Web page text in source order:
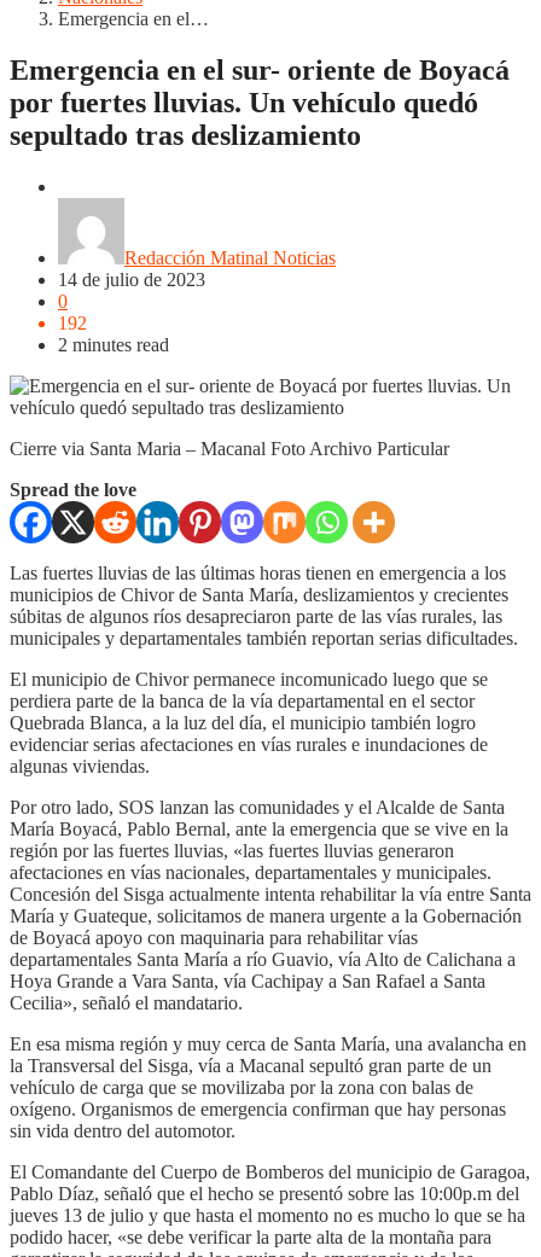
Emergencia en el…
Emergencia en el sur- oriente de Boyacá
por fuertes lluvias. Un vehículo quedó
sepultado tras deslizamiento
Redacción Matinal Noticias
14 de julio de 2023
0
192
2 minutes read
Cierre via Santa Maria – Macanal Foto Archivo Particular
Spread the love
Las fuertes lluvias de las últimas horas tienen en emergencia a los
municipios de Chivor de Santa María, deslizamientos y crecientes
súbitas de algunos ríos desapreciaron parte de las vías rurales, las
municipales y departamentales también reportan serias dificultades.
El municipio de Chivor permanece incomunicado luego que se
perdiera parte de la banca de la vía departamental en el sector
Quebrada Blanca, a la luz del día, el municipio también logro
evidenciar serias afectaciones en vías rurales e inundaciones de
algunas viviendas.
Por otro lado, SOS lanzan las comunidades y el Alcalde de Santa
María Boyacá, Pablo Bernal, ante la emergencia que se vive en la
región por las fuertes lluvias, «las fuertes lluvias generaron
afectaciones en vías nacionales, departamentales y municipales.
Concesión del Sisga actualmente intenta rehabilitar la vía entre Santa
María y Guateque, solicitamos de manera urgente a la Gobernación
de Boyacá apoyo con maquinaria para rehabilitar vías
departamentales Santa María a río Guavio, vía Alto de Calichana a
Hoya Grande a Vara Santa, vía Cachipay a San Rafael a Santa
Cecilia», señaló el mandatario.
En esa misma región y muy cerca de Santa María, una avalancha en
la Transversal del Sisga, vía a Macanal sepultó gran parte de un
vehículo de carga que se movilizaba por la zona con balas de
oxígeno. Organismos de emergencia confirman que hay personas
sin vida dentro del automotor.
El Comandante del Cuerpo de Bomberos del municipio de Garagoa,
Pablo Díaz, señaló que el hecho se presentó sobre las 10:00p.m del
jueves 13 de julio y que hasta el momento no es mucho lo que se ha
podido hacer, «se debe verificar la parte alta de la montaña para